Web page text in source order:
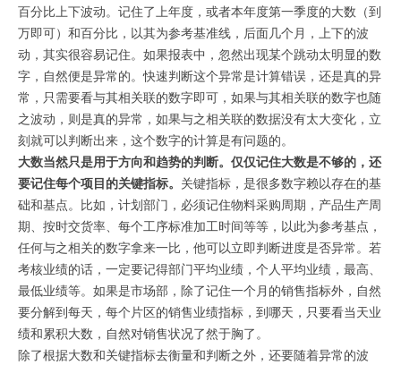
百分比上下波动。记住了上年度，或者本年度第一季度的大数（到
万即可）和百分比，以其为参考基准线，后面几个月，上下的波
动，其实很容易记住。如果报表中，忽然出现某个跳动太明显的数
字，自然便是异常的。快速判断这个异常是计算错误，还是真的异
常，只需要看与其相关联的数字即可，如果与其相关联的数字也随
之波动，则是真的异常，如果与之相关联的数据没有太大变化，立
刻就可以判断出来，这个数字的计算是有问题的。
大数当然只是用于方向和趋势的判断。仅仅记住大数是不够的，还
要记住每个项目的关键指标。 关键指标，是很多数字赖以存在的基
础和基点。比如，计划部门，必须记住物料采购周期，产品生产周
期、按时交货率、每个工序标准加工时间等等，以此为参考基点，
任何与之相关的数字拿来一比，他可以立即判断进度是否异常。若
考核业绩的话，一定要记得部门平均业绩，个人平均业绩，最高、
最低业绩等。如果是市场部，除了记住一个月的销售指标外，自然
要分解到每天，每个片区的销售业绩指标，到哪天，只要看当天业
绩和累积大数，自然对销售状况了然于胸了。
除了根据大数和关键指标去衡量和判断之外，还要随着异常的波